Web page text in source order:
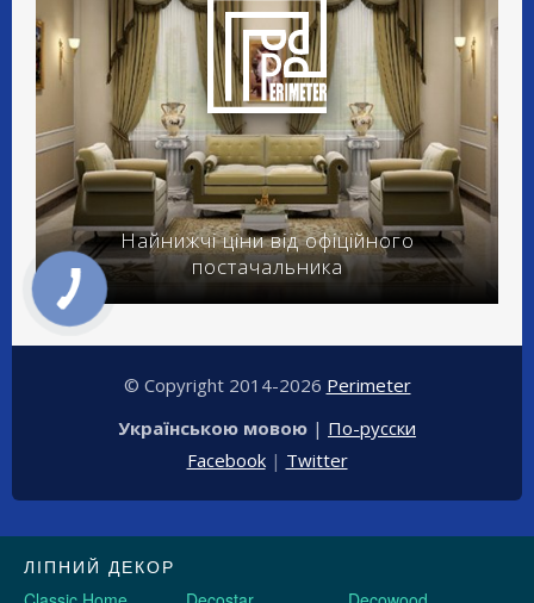
Найнижчі ціни від офіційного
постачальника
© Copyright 2014-2026 Perimeter
Українською мовою | По-русски
Facebook| Twitter
ЛІПНИЙ ДЕКОР